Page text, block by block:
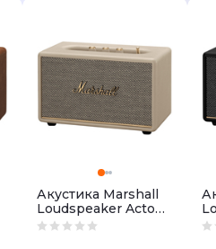
Акустика Marshall
Loudspeaker Acton
III (Cream)